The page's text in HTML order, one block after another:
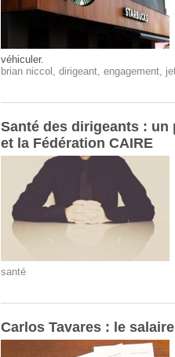
véhiculer.
brian niccol , dirigeant, engagement,
Santé des dirigeants : un
et la Fédération CAIRE
santé
Carlos Tavares : le